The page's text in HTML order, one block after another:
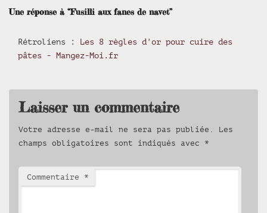
Une réponse à “Fusilli aux fanes de navet”
Rétroliens : Les 8 règles d'or pour cuire des
pâtes - Mangez-Moi.fr
Laisser un commentaire
Votre adresse e-mail ne sera pas publiée.
Les
champs obligatoires sont indiqués avec *
Commentaire *